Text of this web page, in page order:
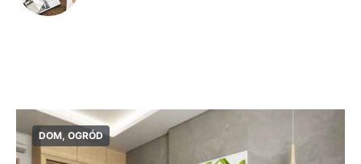
DOM, OGRÓD